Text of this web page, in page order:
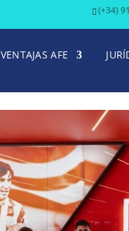
(+34)
VENTAJAS AFE